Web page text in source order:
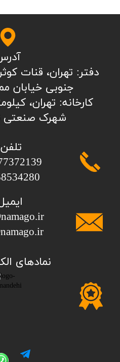
​​​​​​​​دفتر: تهران، قنات
جنوبی خیابان
شهرک صنعتی
​نمادهای